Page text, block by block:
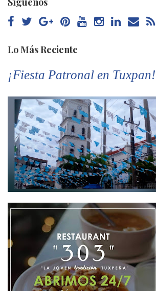
Lo Más Reciente
¡Fiesta Patronal en Tuxpan!